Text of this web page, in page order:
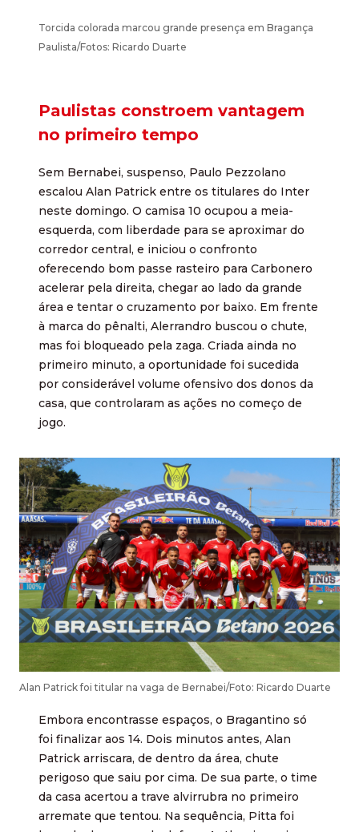
Torcida colorada marcou grande presença em Bragança
Paulista/Fotos: Ricardo Duarte
Paulistas constroem vantagem
no primeiro tempo
Sem Bernabei, suspenso, Paulo Pezzolano
escalou Alan Patrick entre os titulares do Inter
neste domingo. O camisa 10 ocupou a meia-
esquerda, com liberdade para se aproximar do
corredor central, e iniciou o confronto
oferecendo bom passe rasteiro para Carbonero
acelerar pela direita, chegar ao lado da grande
área e tentar o cruzamento por baixo. Em frente
à marca do pênalti, Alerrandro buscou o chute,
mas foi bloqueado pela zaga. Criada ainda no
primeiro minuto, a oportunidade foi sucedida
por considerável volume ofensivo dos donos da
casa, que controlaram as ações no começo de
jogo.
Alan Patrick foi titular na vaga de Bernabei/Foto: Ricardo Duarte
Embora encontrasse espaços, o Bragantino só
foi finalizar aos 14. Dois minutos antes, Alan
Patrick arriscara, de dentro da área, chute
perigoso que saiu por cima. De sua parte, o time
da casa acertou a trave alvirrubra no primeiro
arremate que tentou. Na sequência, Pitta foi